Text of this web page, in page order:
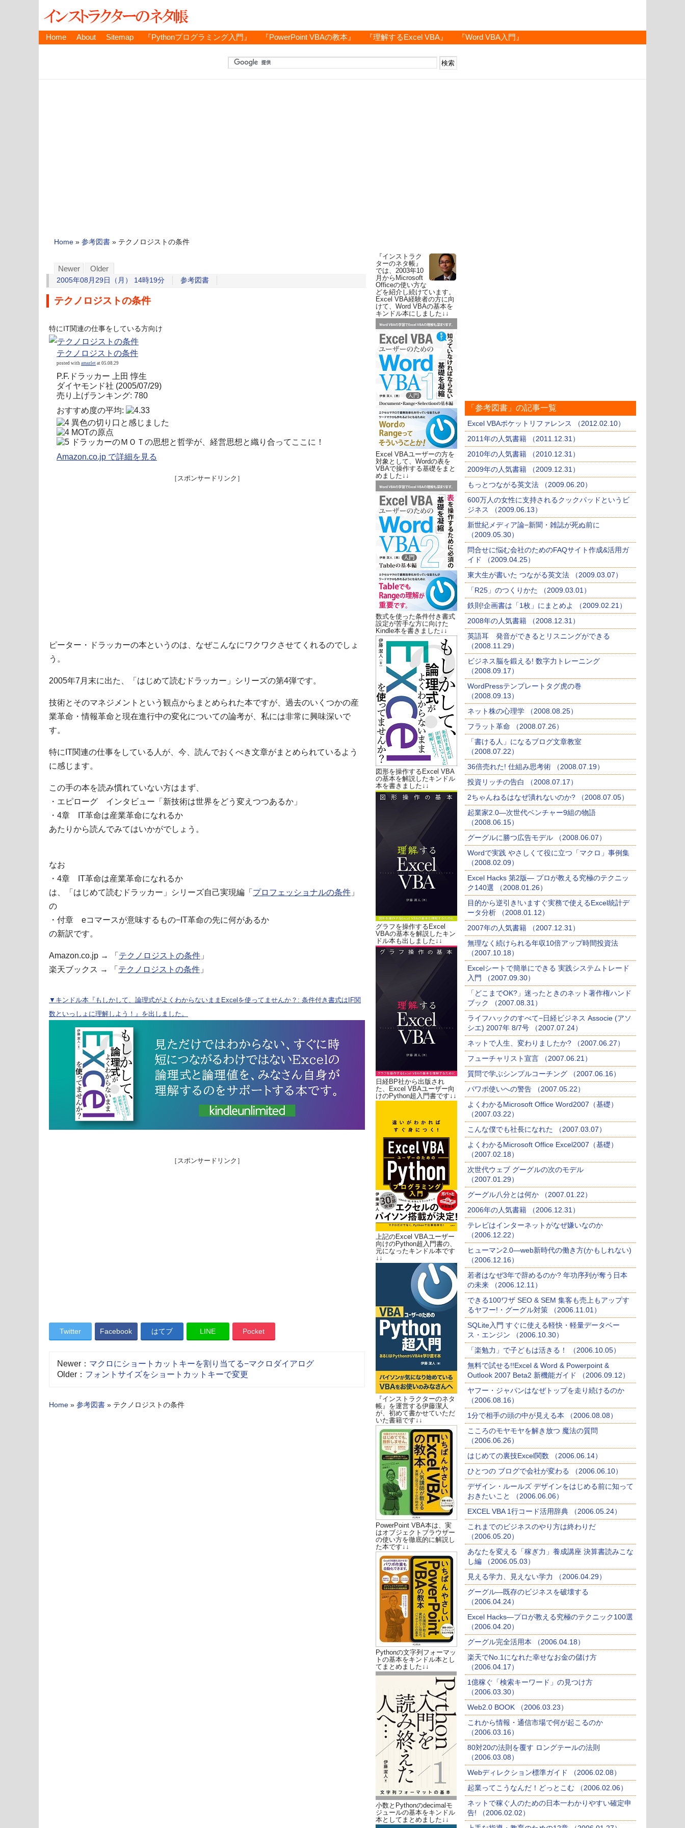
Home About Sitemap 『Pythonプログラミング入門』 『PowerPoint VBAの教本』 『理解するExcel VBA』 『Word VBA入門』
Home » 参考図書 » テクノロジストの条件
Newer Older
2005年08月29日（月） 14時19分 参考図書
テクノロジストの条件
特にIT関連の仕事をしている方向け
テクノロジストの条件
posted with amazlet at 05.08.29
P.F.ドラッカー 上田 惇生
ダイヤモンド社 (2005/07/29)
売り上げランキング: 780
おすすめ度の平均:
異色の切り口と感じました
MOTの原点
ドラッカーのＭＯＴの思想と哲学が、経営思想と織り合ってここに！
Amazon.co.jp で詳細を見る
［スポンサードリンク］
ピーター・ドラッカーの本というのは、なぜこんなにワクワクさせてくれるのでしょ
う。
2005年7月末に出た、「はじめて読むドラッカー」シリーズの第4弾です。
技術とそのマネジメントという観点からまとめられた本ですが、過去のいくつかの産
業革命・情報革命と現在進行中の変化についての論考が、私には非常に興味深いで
す。
特にIT関連の仕事をしている人が、今、読んでおくべき文章がまとめられているよう
に感じます。
この手の本を読み慣れていない方はまず、
・エピローグ インタビュー「新技術は世界をどう変えつつあるか」
・4章 IT革命は産業革命になれるか
あたりから読んでみてはいかがでしょう。
なお
・4章 IT革命は産業革命になれるか
は、「はじめて読むドラッカー」シリーズ自己実現編「 プロフェッショナルの条件 」
の
・付章 eコマースが意味するもの−IT革命の先に何があるか
の新訳です。
Amazon.co.jp → 「 テクノロジストの条件 」
楽天ブックス → 「 テクノロジストの条件 」
▼キンドル本『もしかして、論理式がよくわからないままExcelを使ってませんか？: 条件付き書式はIF関
数といっしょに理解しよう！』を出しました。
［スポンサードリンク］
Twitter Facebook はてブ LINE Pocket
Newer： マクロにショートカットキーを割り当てる−マクロダイアログ
Older： フォントサイズをショートカットキーで変更
Home » 参考図書 » テクノロジストの条件
『インストラク
ターのネタ帳』
では、2003年10
月からMicrosoft
Officeの使い方な
どを紹介し続けています。
Excel VBA経験者の方に向
けて、Word VBAの基本を
キンドル本にしました↓↓
Excel VBAユーザーの方を
対象として、Wordの表を
VBAで操作する基礎をまと
めました↓↓
数式を使った条件付き書式
設定が苦手な方に向けた
Kindle本を書きました↓↓
図形を操作するExcel VBA
の基本を解説したキンドル
本を書きました↓↓
グラフを操作するExcel
VBAの基本を解説したキン
ドル本も出しました↓↓
日経BP社から出版され
た、Excel VBAユーザー向
けのPython超入門書です↓↓
上記のExcel VBAユーザー
向けのPython超入門書の、
元になったキンドル本です
↓↓
『インストラクターのネタ
帳』を運営する伊藤潔人
が、初めて書かせていただ
いた書籍です↓↓
PowerPoint VBA本は、実
はオブジェクトブラウザー
の使い方を徹底的に解説し
た本です↓↓
Pythonの文字列フォーマッ
トの基本をキンドル本とし
てまとめました↓↓
小数とPythonのdecimalモ
ジュールの基本をキンドル
本としてまとめました↓↓
「参考図書」の記事一覧
Excel VBAポケットリファレンス （2012.02.10）
2011年の人気書籍 （2011.12.31）
2010年の人気書籍 （2010.12.31）
2009年の人気書籍 （2009.12.31）
もっとつながる英文法 （2009.06.20）
600万人の女性に支持されるクックパッドというビ
ジネス （2009.06.13）
新世紀メディア論−新聞・雑誌が死ぬ前に
（2009.05.30）
問合せに悩む会社のためのFAQサイト作成&活用ガ
イド （2009.04.25）
東大生が書いた つながる英文法 （2009.03.07）
「R25」のつくりかた （2009.03.01）
鉄則!企画書は「1枚」にまとめよ （2009.02.21）
2008年の人気書籍 （2008.12.31）
英語耳 発音ができるとリスニングができる
（2008.11.29）
ビジネス脳を鍛える! 数字力トレーニング
（2008.09.17）
WordPressテンプレートタグ虎の巻
（2008.09.13）
ネット株の心理学 （2008.08.25）
フラット革命 （2008.07.26）
「書ける人」になるブログ文章教室
（2008.07.22）
36倍売れた! 仕組み思考術 （2008.07.19）
投資リッチの告白 （2008.07.17）
2ちゃんねるはなぜ潰れないのか? （2008.07.05）
起業家2.0―次世代ベンチャー9組の物語
（2008.06.15）
グーグルに勝つ広告モデル （2008.06.07）
Wordで実践 やさしくて役に立つ「マクロ」事例集
（2008.02.09）
Excel Hacks 第2版― プロが教える究極のテクニッ
ク140選 （2008.01.26）
目的から逆引き!いますぐ実務で使えるExcel統計デ
ータ分析 （2008.01.12）
2007年の人気書籍 （2007.12.31）
無理なく続けられる年収10倍アップ時間投資法
（2007.10.18）
Excelシートで簡単にできる 実践システムトレード
入門 （2007.09.30）
「どこまでOK?」迷ったときのネット著作権ハンド
ブック （2007.08.31）
ライフハックのすべて−日経ビジネス Associe (アソ
シエ) 2007年 8/7号 （2007.07.24）
ネットで人生、変わりましたか? （2007.06.27）
フューチャリスト宣言 （2007.06.21）
質問で学ぶシンプルコーチング （2007.06.16）
パワポ使いへの警告 （2007.05.22）
よくわかるMicrosoft Office Word2007（基礎）
（2007.03.22）
こんな僕でも社長になれた （2007.03.07）
よくわかるMicrosoft Office Excel2007（基礎）
（2007.02.18）
次世代ウェブ グーグルの次のモデル
（2007.01.29）
グーグル八分とは何か （2007.01.22）
2006年の人気書籍 （2006.12.31）
テレビはインターネットがなぜ嫌いなのか
（2006.12.22）
ヒューマン2.0―web新時代の働き方(かもしれない)
（2006.12.16）
若者はなぜ3年で辞めるのか? 年功序列が奪う日本
の未来 （2006.12.11）
できる100ワザ SEO & SEM 集客も売上もアップす
るヤフー!・グーグル対策 （2006.11.01）
SQLite入門 すぐに使える軽快・軽量データベー
ス・エンジン （2006.10.30）
「楽勉力」で子どもは活きる！ （2006.10.05）
無料で試せる!!Excel & Word & Powerpoint &
Outlook 2007 Beta2 新機能ガイド （2006.09.12）
ヤフー・ジャパンはなぜトップを走り続けるのか
（2006.08.16）
1分で相手の頭の中が見える本 （2006.08.08）
こころのモヤモヤを解き放つ 魔法の質問
（2006.06.26）
はじめての裏技Excel関数 （2006.06.14）
ひとつの ブログで会社が変わる （2006.06.10）
デザイン・ルールズ デザインをはじめる前に知って
おきたいこと （2006.06.06）
EXCEL VBA 1行コード活用辞典 （2006.05.24）
これまでのビジネスのやり方は終わりだ
（2006.05.20）
あなたを変える「稼ぎ力」養成講座 決算書読みこな
し編 （2006.05.03）
見える学力、見えない学力 （2006.04.29）
グーグル―既存のビジネスを破壊する
（2006.04.24）
Excel Hacks―プロが教える究極のテクニック100選
（2006.04.20）
グーグル完全活用本 （2006.04.18）
楽天でNo.1になれた幸せなお金の儲け方
（2006.04.17）
1億稼ぐ「検索キーワード」の見つけ方
（2006.03.30）
Web2.0 BOOK （2006.03.23）
これから情報・通信市場で何が起こるのか
（2006.03.16）
80対20の法則を覆す ロングテールの法則
（2006.03.08）
Webディレクション標準ガイド （2006.02.08）
起業ってこうなんだ！どっとこむ （2006.02.06）
ネットで稼ぐ人のための日本一わかりやすい確定申
告! （2006.02.02）